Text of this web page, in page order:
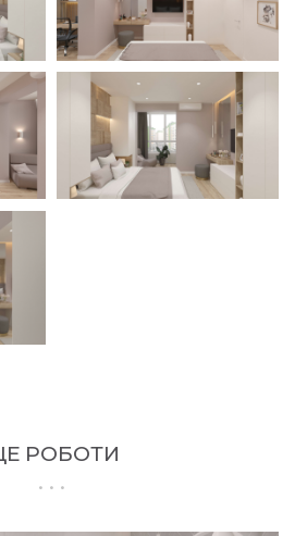
РОБОТИ